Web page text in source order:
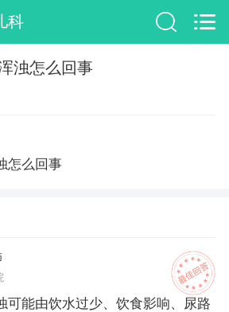
科
浊怎么回事
怎么回事
可能由饮水过少、饮食影响、尿路